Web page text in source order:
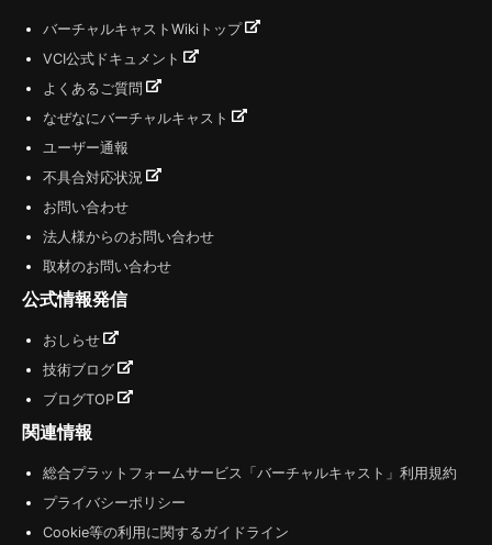
バーチャルキャストWikiトップ
VCI公式ドキュメント
よくあるご質問
なぜなにバーチャルキャスト
ユーザー通報
不具合対応状況
お問い合わせ
法人様からのお問い合わせ
取材のお問い合わせ
公式情報発信
おしらせ
技術ブログ
ブログTOP
関連情報
総合プラットフォームサービス「バーチャルキャスト」利用規約
プライバシーポリシー
Cookie等の利用に関するガイドライン